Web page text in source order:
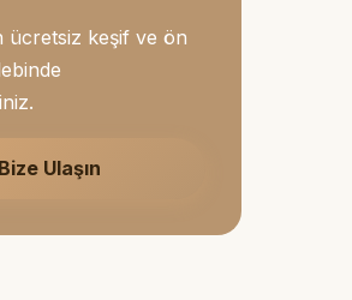
ücretsiz keşif ve ön
Bize Ulaşın